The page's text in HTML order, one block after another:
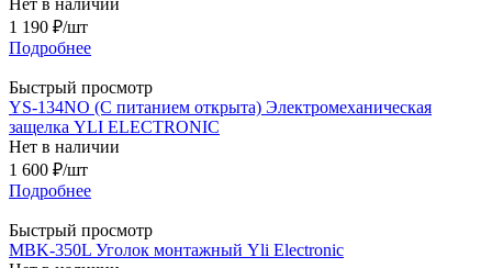
1 190 ₽/шт
Подробнее
Быстрый просмотр
YS-134NO (С питанием открыта) Электромеханическая
защелка YLI ELECTRONIC
Нет в наличии
1 600 ₽/шт
Подробнее
Быстрый просмотр
MBK-350L Уголок монтажный Yli Electronic